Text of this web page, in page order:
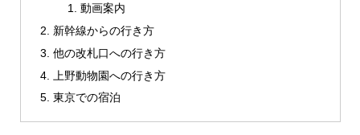
動画案内
新幹線からの行き方
他の改札口への行き方
上野動物園への行き方
東京での宿泊